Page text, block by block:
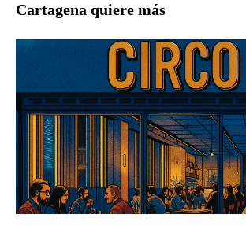
Cartagena quiere más